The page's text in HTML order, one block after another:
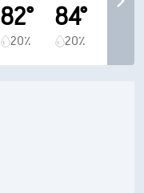
82°
20٪
84°
20٪